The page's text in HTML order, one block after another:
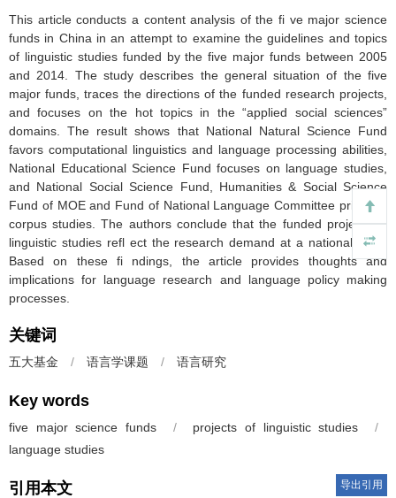
This article conducts a content analysis of the fi ve major science
funds in China in an attempt to examine the guidelines and topics
of linguistic studies funded by the five major funds between 2005
and 2014. The study describes the general situation of the five
major funds, traces the directions of the funded research projects,
and focuses on the hot topics in the “applied social sciences”
domains. The result shows that National Natural Science Fund
favors computational linguistics and language processing abilities,
National Educational Science Fund focuses on language studies,
and National Social Science Fund, Humanities & Social Science
Fund of MOE and Fund of National Language Committee prioritize
corpus studies. The authors conclude that the funded projects of
linguistic studies refl ect the research demand at a national level.
Based on these fi ndings, the article provides thoughts and
implications for language research and language policy making
processes.
关键词
五大基金 / 语言学课题 / 语言研究
Key words
five major science funds / projects of linguistic studies
/
language studies
引用本文 导出引用